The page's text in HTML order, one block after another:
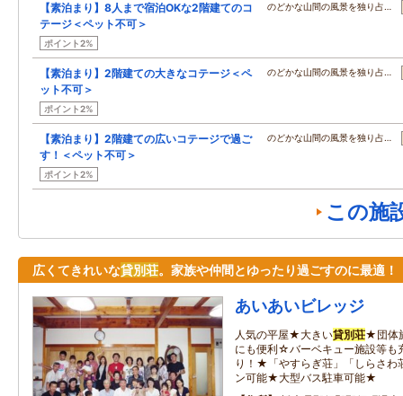
【素泊まり】8人まで宿泊OKな2階建てのコ
テージ＜ペット不可＞
ポイント2%
のどかな山間の風景を独り占…
【素泊まり】2階建ての大きなコテージ＜ペ
ット不可＞
ポイント2%
のどかな山間の風景を独り占…
【素泊まり】2階建ての広いコテージで過ご
す！＜ペット不可＞
ポイント2%
のどかな山間の風景を独り占…
この施
広くてきれいな貸別荘。家族や仲間とゆったり過ごすのに最適！
あいあいビレッジ
人気の平屋★大きい貸別荘★団体
にも便利☆バーベキュー施設等も
り！★「やすらぎ荘」「しらさわ
ン可能★大型バス駐車可能★